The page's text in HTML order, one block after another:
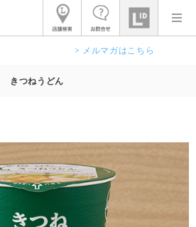
> メルマガはこちら
きつねうどん